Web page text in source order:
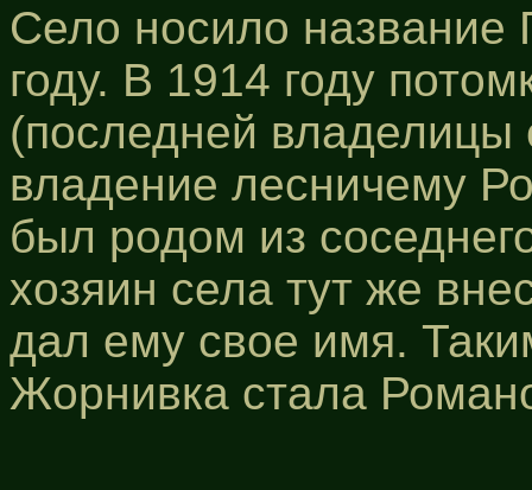
Село носило
году. В 1914 году
(последней владелицы
владение лесничему
был родом из
хозяин села тут же
дал ему свое имя.
Жорнивка стала